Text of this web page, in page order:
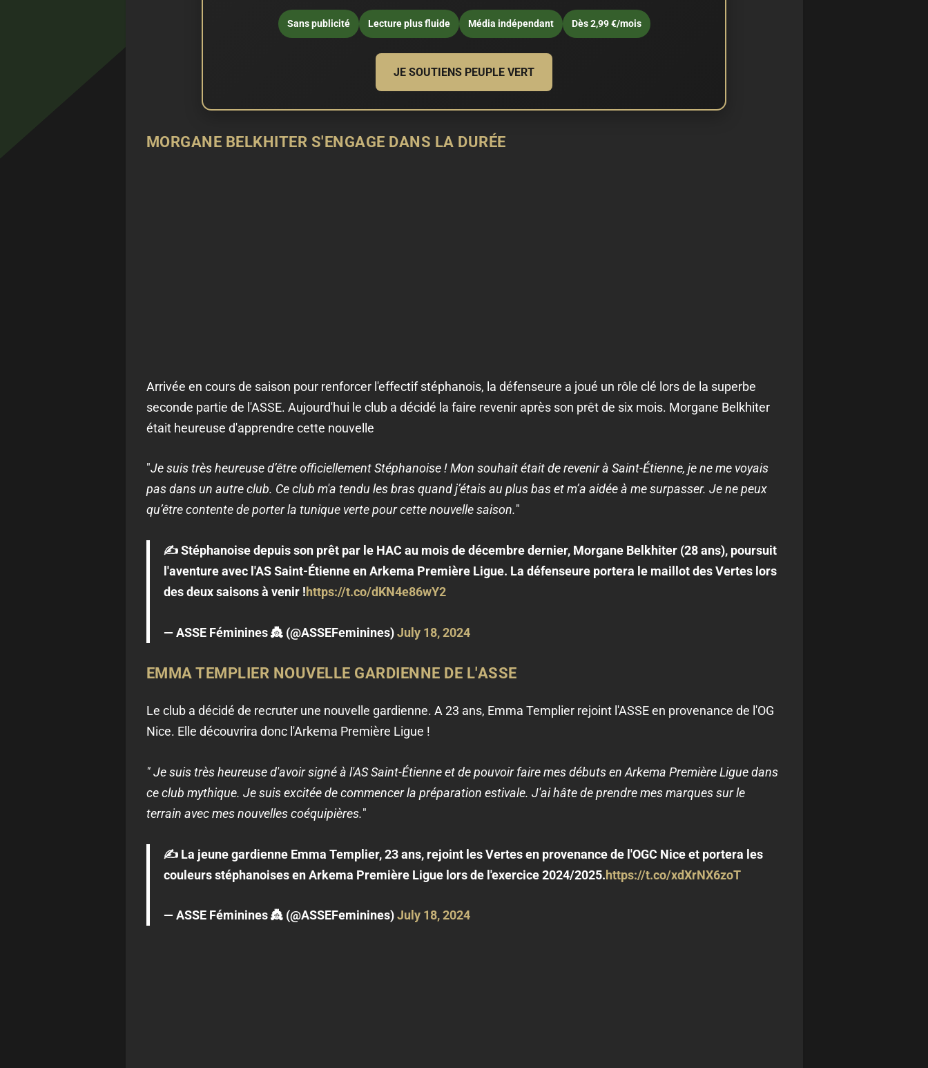
Sans publicité Lecture plus fluide Média indépendant Dès 2,99 €/mois
JE SOUTIENS PEUPLE VERT
MORGANE BELKHITER S'ENGAGE DANS LA DURÉE
Arrivée en cours de saison pour renforcer l'effectif stéphanois, la défenseure a joué un rôle clé lors de la superbe
seconde partie de l'ASSE. Aujourd'hui le club a décidé la faire revenir après son prêt de six mois. Morgane Belkhiter
était heureuse d'apprendre cette nouvelle
"Je suis très heureuse d’être officiellement Stéphanoise ! Mon souhait était de revenir à Saint-Étienne, je ne me voyais
pas dans un autre club. Ce club m'a tendu les bras quand j’étais au plus bas et m’a aidée à me surpasser. Je ne peux
qu’être contente de porter la tunique verte pour cette nouvelle saison."
✍️ Stéphanoise depuis son prêt par le HAC au mois de décembre dernier, Morgane Belkhiter (28 ans), poursuit
l'aventure avec l'AS Saint-Étienne en Arkema Première Ligue. La défenseure portera le maillot des Vertes lors
des deux saisons à venir !https://t.co/dKN4e86wY2
— ASSE Féminines 👸 (@ASSEFeminines)July 18, 2024
EMMA TEMPLIER NOUVELLE GARDIENNE DE L'ASSE
Le club a décidé de recruter une nouvelle gardienne. A 23 ans, Emma Templier rejoint l'ASSE en provenance de l'OG
Nice. Elle découvrira donc l'Arkema Première Ligue !
" Je suis très heureuse d'avoir signé à l'AS Saint-Étienne et de pouvoir faire mes débuts en Arkema Première Ligue dans
ce club mythique. Je suis excitée de commencer la préparation estivale. J'ai hâte de prendre mes marques sur le
terrain avec mes nouvelles coéquipières."
✍️ La jeune gardienne Emma Templier, 23 ans, rejoint les Vertes en provenance de l'OGC Nice et portera les
couleurs stéphanoises en Arkema Première Ligue lors de l'exercice 2024/2025.https://t.co/xdXrNX6zoT
— ASSE Féminines 👸 (@ASSEFeminines)July 18, 2024